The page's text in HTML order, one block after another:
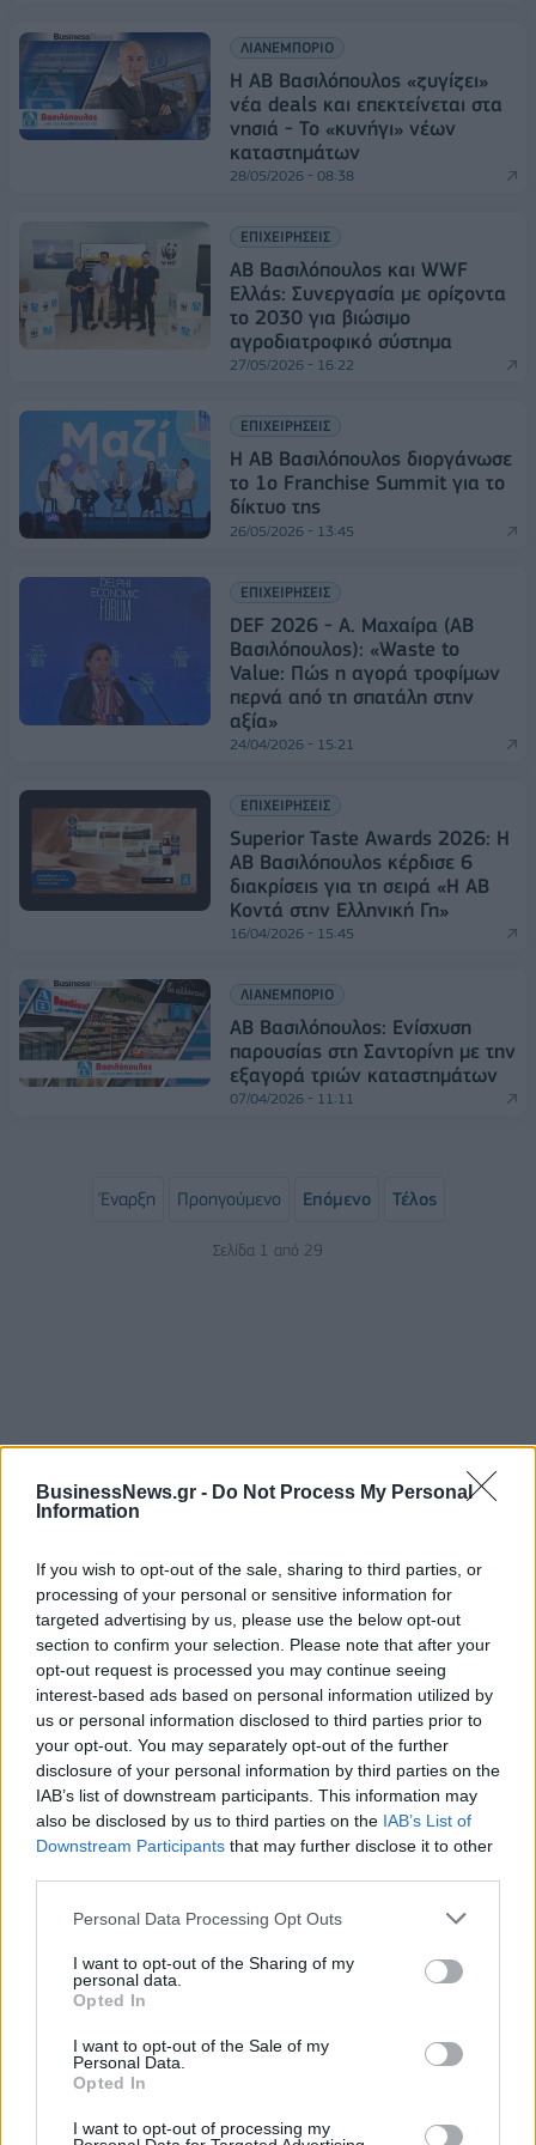
BusinessNews.gr - Do Not Process My Personal
Information
If you wish to opt-out of the sale, sharing to third parties, or
processing of your personal or sensitive information for
targeted advertising by us, please use the below opt-out
section to confirm your selection. Please note that after your
opt-out request is processed you may continue seeing
interest-based ads based on personal information utilized by
us or personal information disclosed to third parties prior to
your opt-out. You may separately opt-out of the further
disclosure of your personal information by third parties on the
IAB’s list of downstream participants. This information may
also be disclosed by us to third parties on the IAB’s List of
Downstream Participants that may further disclose it to other
Personal Data Processing Opt Outs
I want to opt-out of the Sharing of my
personal data.
Opted In
I want to opt-out of the Sale of my
Personal Data.
Opted In
I want to opt-out of processing my
ΛΙΑΝΕΜΠΟΡΙΟ
Η ΑΒ Βασιλόπουλος «ζυγίζει»
νέα deals και επεκτείνεται στα
νησιά - Το «κυνήγι» νέων
καταστημάτων
28/05/2026 - 08:38
ΕΠΙΧΕΙΡΗΣΕΙΣ
ΑΒ Βασιλόπουλος και WWF
Ελλάς: Συνεργασία με ορίζοντα
το 2030 για βιώσιμο
αγροδιατροφικό σύστημα
27/05/2026 - 16:22
ΕΠΙΧΕΙΡΗΣΕΙΣ
Η ΑΒ Βασιλόπουλος διοργάνωσε
το 1ο Franchise Summit για το
δίκτυο της
26/05/2026 - 13:45
ΕΠΙΧΕΙΡΗΣΕΙΣ
DEF 2026 - Α. Μαχαίρα (ΑΒ
Βασιλόπουλος): «Waste to
Value: Πώς η αγορά τροφίμων
περνά από τη σπατάλη στην
αξία»
24/04/2026 - 15:21
ΕΠΙΧΕΙΡΗΣΕΙΣ
Superior Taste Awards 2026: Η
ΑΒ Βασιλόπουλος κέρδισε 6
διακρίσεις για τη σειρά «Η ΑΒ
Κοντά στην Ελληνική Γη»
16/04/2026 - 15:45
ΛΙΑΝΕΜΠΟΡΙΟ
ΑΒ Βασιλόπουλος: Ενίσχυση
παρουσίας στη Σαντορίνη με την
εξαγορά τριών καταστημάτων
07/04/2026 - 11:11
Έναρξη Προηγούμενο Επόμενο Τέλος
Σελίδα 1 από 29
Κορυφώνεται η έξοδος του Αυγούστου – Πάνω από
56.000 επιβάτες αναχωρούν σήμερα από τα
λιμάνια της Αττικής
08/08/2026 - 14:30 ΕΛΛΑΔΑ
Δυτική Αττική: Η επόμενη ημέρα μετά τις πυρκαγιές
– Τα έργα Antinero και η «μάχη» πριν από τις
βροχές
08/08/2026 - 14:08 ΕΛΛΑΔΑ
Ειδικό Χωροταξικό για τον Τουρισμό: Οι νέοι
πίεση
08/08/2026 - 13:21 ΤΟΥΡΙΣΜΟΣ
Υπουργείο Εργασίας: Ο “χάρτης” των πληρωμών
08/08/2026 - 12:58 ΟΙΚΟΝΟΜΙΑ
Hamilton Ltd. συνάπτουν συμφωνία υπηρεσιών